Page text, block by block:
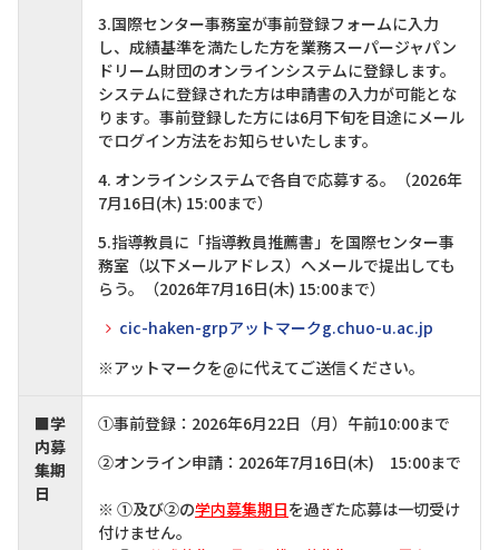
3.国際センター事務室が事前登録フォームに入力
し、成績基準を満たした方を業務スーパージャパン
ドリーム財団のオンラインシステムに登録します。
システムに登録された方は申請書の入力が可能とな
ります。事前登録した方には6月下旬を目途にメール
でログイン方法をお知らせいたします。
4. オンラインシステムで各自で応募する。（2026年
7月16日(木) 15:00まで）
5.指導教員に「指導教員推薦書」を国際センター事
務室（以下メールアドレス）へメールで提出しても
らう。（2026年7月16日(木) 15:00まで）
cic-haken-grpアットマークg.chuo-u.ac.jp
※アットマークを@に代えてご送信ください。
■学
内募
集期
日
①事前登録： 2026年6月22日（月）午前10:00まで
②オンライン申請：2026年7月16日(木) 15:00まで
※ ①及び②の学内募集期日を過ぎた応募は一切受け
付けません。